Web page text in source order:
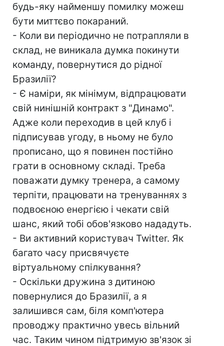
будь-яку найменшу помилку можеш
бути миттєво покараний.
- Коли ви періодично не потрапляли в
склад, не виникала думка покинути
команду, повернутися до рідної
Бразилії?
- Є наміри, як мінімум, відпрацювати
свій нинішній контракт з "Динамо".
Адже коли переходив в цей клуб і
підписував угоду, в ньому не було
прописано, що я повинен постійно
грати в основному складі. Треба
поважати думку тренера, а самому
терпіти, працювати на тренуваннях з
подвоєною енергією і чекати свій
шанс, який тобі обов'язково нададуть.
- Ви активний користувач Twitter. Як
багато часу присвячуєте
віртуальному спілкування?
- Оскільки дружина з дитиною
повернулися до Бразилії, а я
залишився сам, біля комп'ютера
проводжу практично увесь вільний
час. Таким чином підтримую зв'язок зі